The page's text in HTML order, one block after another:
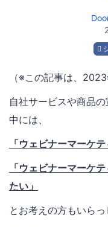
（※この記事は、
自社サービスや商品
中には、
「ウェビナーマーケ
「ウェビナーマーケ
たい」
とお考えの方もいらっ